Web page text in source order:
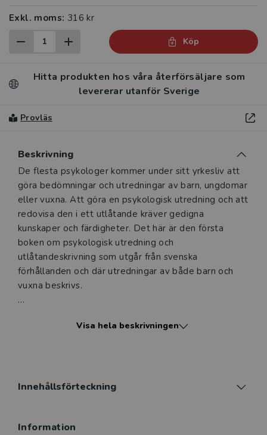
Exkl. moms: 316 kr
Köp
Hitta produkten hos våra återförsäljare som
levererar utanför Sverige
Provläs
Beskrivning
Beskrivning
De flesta psykologer kommer under sitt yrkesliv att
göra bedömningar och utredningar av barn, ungdomar
eller vuxna. Att göra en psykologisk utredning och att
redovisa den i ett utlåtande kräver gedigna
kunskaper och färdigheter. Det här är den första
boken om psykologisk utredning och
utlåtandeskrivning som utgår från svenska
förhållanden och där utredningar av både barn och
vuxna beskrivs.
psykologisk utredning går till, hur tester administreras
utredning behandlas i egna avsnitt.
sig i första hand till studenter vid
Visa hela beskrivningen
Innehållsförteckning
Information